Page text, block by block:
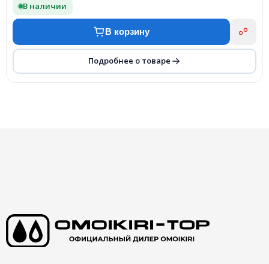
В наличии
В корзину
Подробнее о товаре